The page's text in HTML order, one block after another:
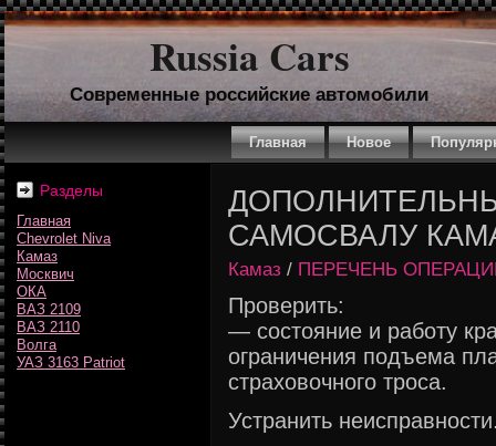
Russia Cars
Современные российские автомобили
Главная Новое
Разделы
Главная
Chevrolet Niva
Камаз
Москвич
ОКА
ВАЗ 2109
ВАЗ 2110
Волга
УАЗ 3163 Patriot
САМОСВАЛУ
Камаз / ПЕРЕЧЕНЬ
Проверить:
— состояние и работу
ограничения подъема
страховочного троса.
Устранить